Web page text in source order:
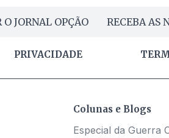
JORNAL OPÇÃO RECEBA AS
PRIVACIDADE
Colunas e Blogs
Especial da Guerra